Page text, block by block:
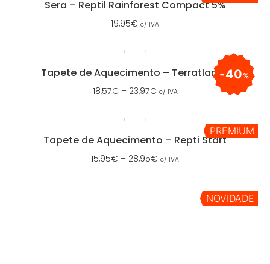
Sera – Reptil Rainforest Compact 5%
19,95€ c/ IVA
40%
Tapete de Aquecimento – Terratlantis
18,57€ – 23,97€ c/ IVA
PREMIUM
Tapete de Aquecimento – Repti Start
15,95€ – 28,95€ c/ IVA
NOVIDADE